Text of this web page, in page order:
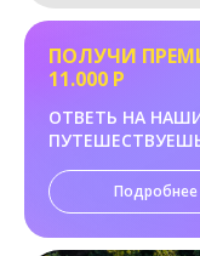
ПОЛУЧИ
11.000 Р
ОТВЕТЬ НА